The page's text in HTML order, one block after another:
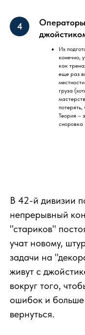
Их
конечно,
как
еще раз
груза
Теория –
сноровка
В 42-й дивизии
непрерывный
"стариков"
учат новому,
задачи на
живут с
вокруг того,
ошибок и
вернуться.